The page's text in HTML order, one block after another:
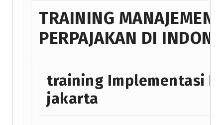
TRAINING MANAJEMEN
PERPAJAKAN DI
training Implementasi
jakarta